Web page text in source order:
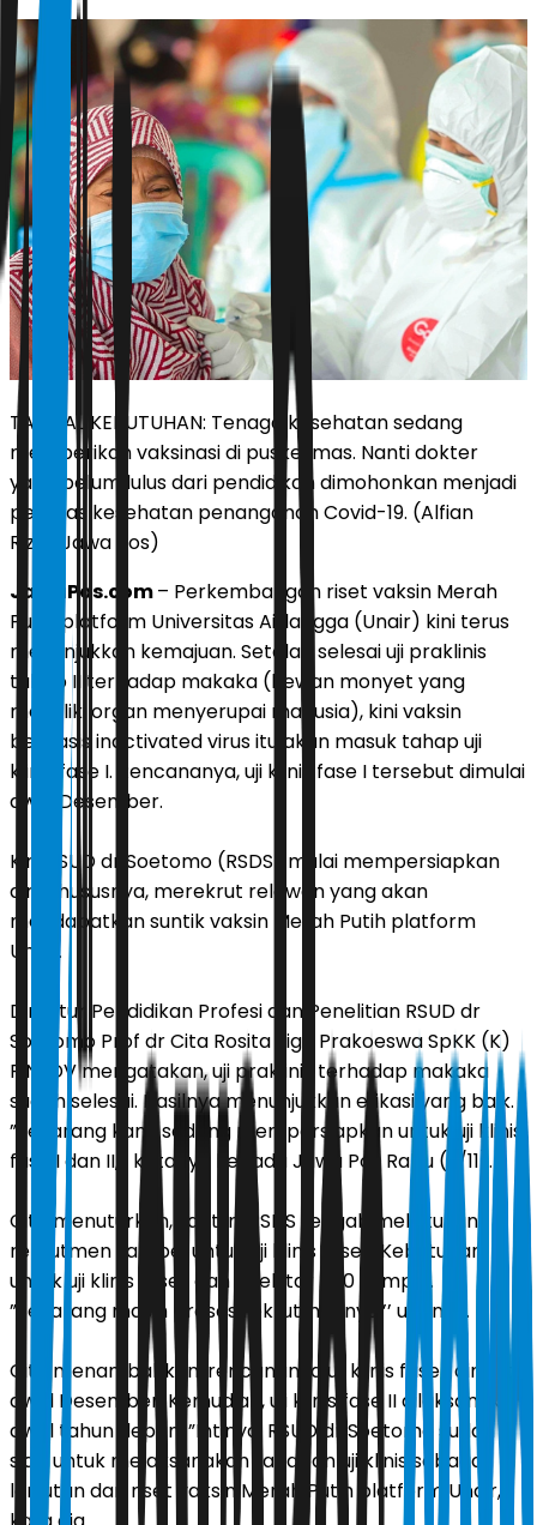
TAMBAL KEBUTUHAN: Tenaga kesehatan sedang
memberikan vaksinasi di puskesmas. Nanti dokter
yang belum lulus dari pendidikan dimohonkan menjadi
petugas kesehatan penanganan Covid-19. (Alfian
Rizal/Jawa Pos)
JawaPos.com– Perkembangan riset vaksin Merah
Putih platform Universitas Airlangga (Unair) kini terus
menunjukkan kemajuan. Setelah selesai uji praklinis
tahap II terhadap makaka (hewan monyet yang
memiliki organ menyerupai manusia), kini vaksin
berbasis inactivated virus itu akan masuk tahap uji
klinis fase I. Rencananya, uji klinis fase I tersebut dimulai
awal Desember.
Kini RSUD dr Soetomo (RSDS) mulai mempersiapkan
diri. Khususnya, merekrut relawan yang akan
mendapatkan suntik vaksin Merah Putih platform
Unair.
Direktur Pendidikan Profesi dan Penelitian RSUD dr
Soetomo Prof dr Cita Rosita Sigit Prakoeswa SpKK (K)
FINSDV mengatakan, uji praklinis terhadap makaka
sudah selesai. Hasilnya menunjukkan efikasi yang baik.
”Sekarang kami sedang mempersiapkan untuk uji klinis
fase I dan II,’’ katanya kepada Jawa Pos Rabu (3/11).
Cita menuturkan, saat ini RSDS tengah melakukan
rekrutmen sampel untuk uji klinis fase I. Kebutuhan
untuk uji klinis fase I dan II sekitar 500 sampel.
”Sekarang masih proses rekrutmennya,’’ ujarnya.
Cita menambahkan, rencananya uji klinis fase I dimulai
awal Desember. Kemudian, uji klinis fase II dilaksanakan
awal tahun depan. ”Intinya, RSUD dr Soetomo sudah
siap untuk melaksanakan tahapan uji klinis sebagai
lanjutan dari riset vaksin Merah Putih platform Unair,’’